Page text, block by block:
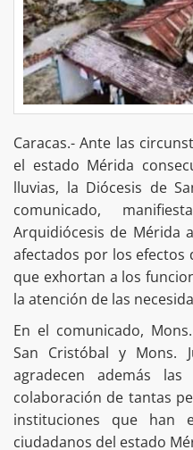
Caracas.- Ante las
el estado Mérida
lluvias, la Diócesis de
comunicado,
Arquidiócesis de Mérida
afectados por los efectos
que exhortan a los
la atención de las
En el comunicado,
San Cristóbal y Mons.
agradecen además
colaboración de tantas
instituciones que han
ciudadanos del estado